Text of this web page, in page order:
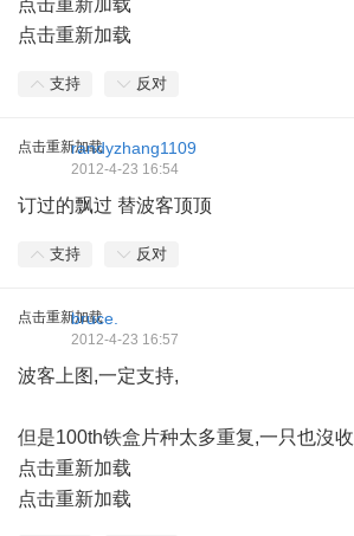
点击重新加载
支持 反对
点击重新加载randyzhang1109
2012-4-23 16:54
订过的飘过 替波客顶顶
支持 反对
点击重新加载
bruce.
2012-4-23 16:57
波客上图,一定支持,
但是100th铁盒片种太多重复,一只也沒收
点击重新加载
点击重新加载